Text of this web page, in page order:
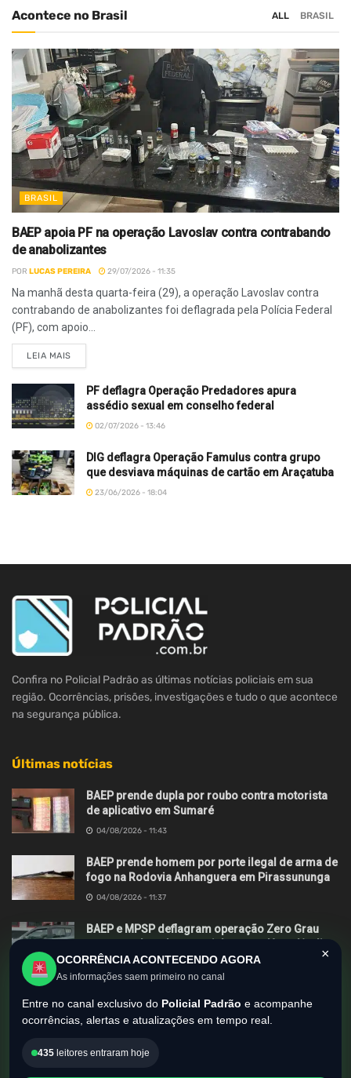
Acontece no Brasil ALL BRASIL
BRASIL
BAEP apoia PF na operação Lavoslav contra contrabando
de anabolizantes
POR LUCAS PEREIRA 29/07/2026 - 11:35
Na manhã desta quarta-feira (29), a operação Lavoslav contra
contrabando de anabolizantes foi deflagrada pela Polícia Federal
(PF), com apoio...
LEIA MAIS
PF deflagra Operação Predadores apura
assédio sexual em conselho federal
02/07/2026 - 13:46
DIG deflagra Operação Famulus contra grupo
que desviava máquinas de cartão em Araçatuba
23/06/2026 - 18:04
Confira no Policial Padrão as últimas notícias policiais em sua
região. Ocorrências, prisões, investigações e tudo o que acontece
na segurança pública.
Últimas notícias
BAEP prende dupla por roubo contra motorista
de aplicativo em Sumaré
04/08/2026 - 11:43
BAEP prende homem por porte ilegal de arma de
fogo na Rodovia Anhanguera em Pirassununga
04/08/2026 - 11:37
BAEP e MPSP deflagram operação Zero Grau
03/08/2026 - 13:55
Sobre nós Envie sua matéria
×
OCORRÊNCIA ACONTECENDO AGORA
As informações saem primeiro no canal
Entre no canal exclusivo do Policial Padrão e acompanhe
ocorrências, alertas e atualizações em tempo real.
435 leitores entraram hoje